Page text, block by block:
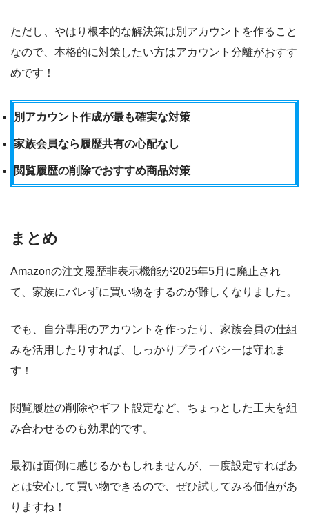
ただし、やはり根本的な解決策は別アカウントを作ること
なので、本格的に対策したい方はアカウント分離がおすす
めです！
別アカウント作成が最も確実な対策
家族会員なら履歴共有の心配なし
閲覧履歴の削除でおすすめ商品対策
まとめ
Amazonの注文履歴非表示機能が2025年5月に廃止され
て、家族にバレずに買い物をするのが難しくなりました。
でも、自分専用のアカウントを作ったり、家族会員の仕組
みを活用したりすれば、しっかりプライバシーは守れま
す！
閲覧履歴の削除やギフト設定など、ちょっとした工夫を組
み合わせるのも効果的です。
最初は面倒に感じるかもしれませんが、一度設定すればあ
とは安心して買い物できるので、ぜひ試してみる価値があ
りますね！